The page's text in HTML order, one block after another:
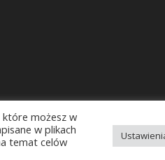
możesz w
w plikach
temat celów